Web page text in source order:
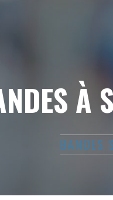
À
BANDES